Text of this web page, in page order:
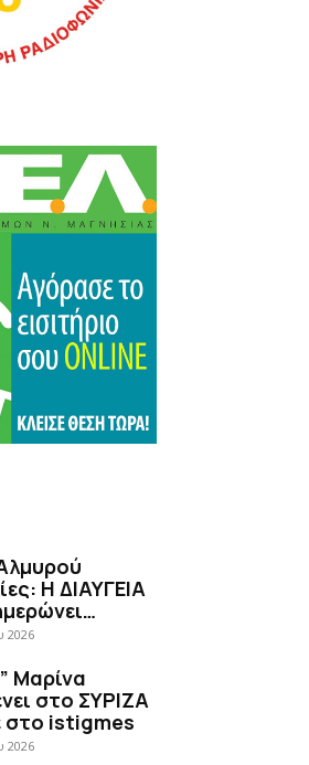
Η ΔΙΑΥΓΕΙΑ
2026
Μαρίνα
στο ΣΥΡΙΖΑ
στο istigmes
2026